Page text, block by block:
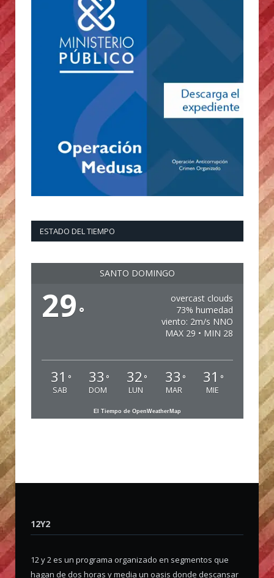
ESTADO DEL TIEMPO
SANTO DOMINGO
29 °
overcast clouds
73% humedad
viento: 2m/s NNO
MAX 29 • MIN 28
31 °
SAB
33 °
DOM
32 °
LUN
33 °
MAR
31 °
MIE
El Tiempo de OpenWeatherMap
12Y2
12 y 2 es un programa organizado en segmentos que
hagan de dos horas y media un oasis donde descansar